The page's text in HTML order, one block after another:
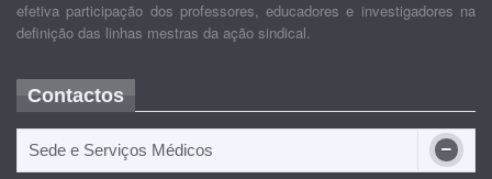
efetiva participação dos professores, educadores e investigadores na
definição das linhas mestras da ação sindical.
Contactos
Sede e Serviços Médicos